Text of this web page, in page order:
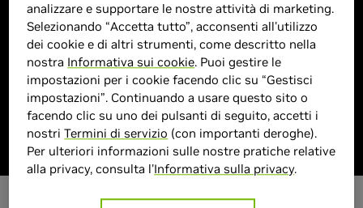
> Display :
> di 46 pollici"| 3840 x 2160
Pixel |
> MPN : P872599
Prodotto esaurito
analizzare e supportare le nostre attività di marketing.
Selezionando “Accetta tutto”, acconsenti all'utilizzo
dei cookie e di altri strumenti, come descritto nella
nostra Informativa sui cookie. Puoi gestire le
impostazioni per i cookie facendo clic su “Gestisci
impostazioni”. Continuando a usare questo sito o
facendo clic su uno dei pulsanti di seguito, accetti i
nostriTermini di servizio (con importanti deroghe).
Per ulteriori informazioni sulle nostre pratiche relative
alla privacy, consulta l'Informativa sulla privacy.